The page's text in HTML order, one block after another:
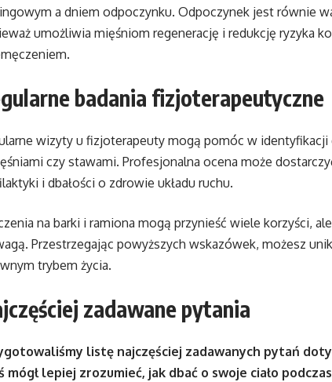
a dniem odpoczynku. Odpoczynek jest równie
umożliwia mięśniom regenerację i redukcję ryzyka
badania fizjoterapeutyczne
wizyty u fizjoterapeuty mogą pomóc w
czy stawami. Profesjonalna ocena może
i dbałości o zdrowie układu ruchu.
na barki i ramiona mogą przynieść wiele korzyści,
Przestrzegając powyższych wskazówek, możesz
trybem życia.
zadawane pytania
listę najczęściej zadawanych pytań
mógł lepiej zrozumieć, jak dbać o swoje ciało